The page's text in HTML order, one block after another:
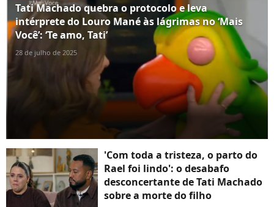
Tati Machado quebra o protocolo e leva
intérprete do Louro Mané às lágrimas no ‘Mais
Você’: ‘Te amo, Tati’
28 de julho de 2025
'Com toda a tristeza, o parto do
Rael foi lindo': o desabafo
desconcertante de Tati Machado
sobre a morte do filho